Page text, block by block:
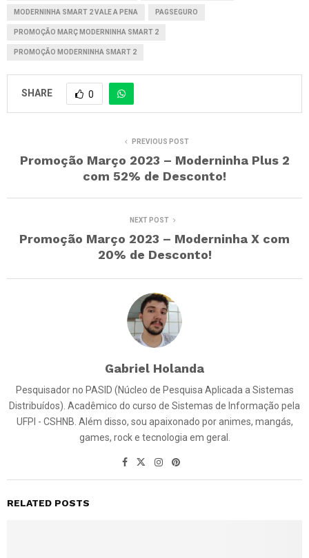
MODERNINHA SMART 2 VALE A PENA PAGSEGURO
PROMOÇÃO MARÇ MODERNINHA SMART 2
PROMOÇÃO MODERNINHA SMART 2
SHARE 0
PREVIOUS POST
Promoção Março 2023 – Moderninha Plus 2
com 52% de Desconto!
NEXT POST
Promoção Março 2023 – Moderninha X com
20% de Desconto!
Gabriel Holanda
Pesquisador no PASID (Núcleo de Pesquisa Aplicada a Sistemas
Distribuídos). Acadêmico do curso de Sistemas de Informação pela
UFPI - CSHNB. Além disso, sou apaixonado por animes, mangás,
games, rock e tecnologia em geral.
RELATED POSTS